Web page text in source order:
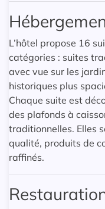
L’hôtel propose 16
catégories : suites
avec vue sur les
historiques plus
Chaque suite est
des plafonds à
traditionnelles. Elles
qualité, produits de
raffinés.